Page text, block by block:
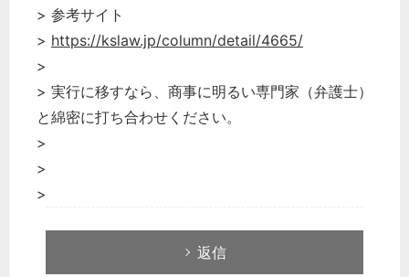
> 参考サイト
> https://kslaw.jp/column/detail/4665/
>
> 実行に移すなら、商事に明るい専門家（弁護士）
と綿密に打ち合わせください。
>
>
>
返信